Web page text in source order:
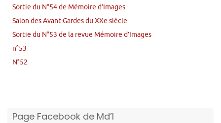
Sortie du N°54 de Mémoire d’Images
Salon des Avant-Gardes du XXe siècle
Sortie du N°53 de la revue Mémoire d’Images
n°53
N°52
Page Facebook de Md’I